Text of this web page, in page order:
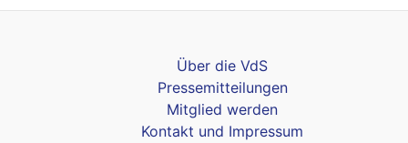
Über die VdS
Pressemitteilungen
Mitglied werden
Kontakt und Impressum